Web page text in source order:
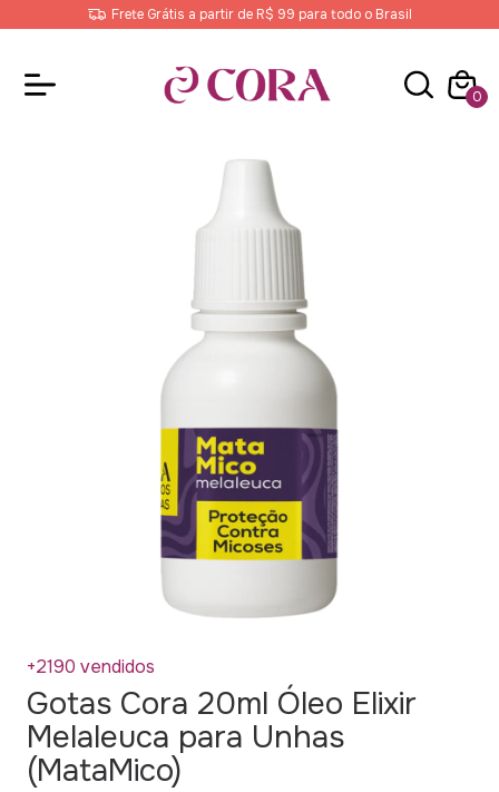
Frete Grátis a partir de R$ 99 para todo o Brasil
0
+2190 vendidos
Gotas Cora 20ml Óleo Elixir
Melaleuca para Unhas
(MataMico)